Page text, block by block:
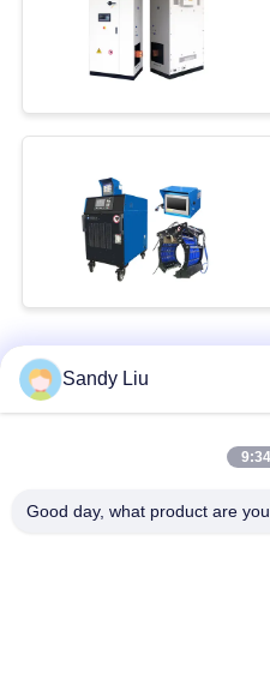
ইন্ডাকশন হিটিং মেশিন
ইন্টেলিজেন্ট পোর্টেবল ইন্ডাকশন হিটিং মেশিন
কাস্টিং ফরজিংয়ের জন্য সক্ষম সুনির্দিষ্ট আনয়ন
টেকসই ব্যবহারের জন্য সিই শিল্প আবেশন গরম
Sandy Liu
Good day, what product are